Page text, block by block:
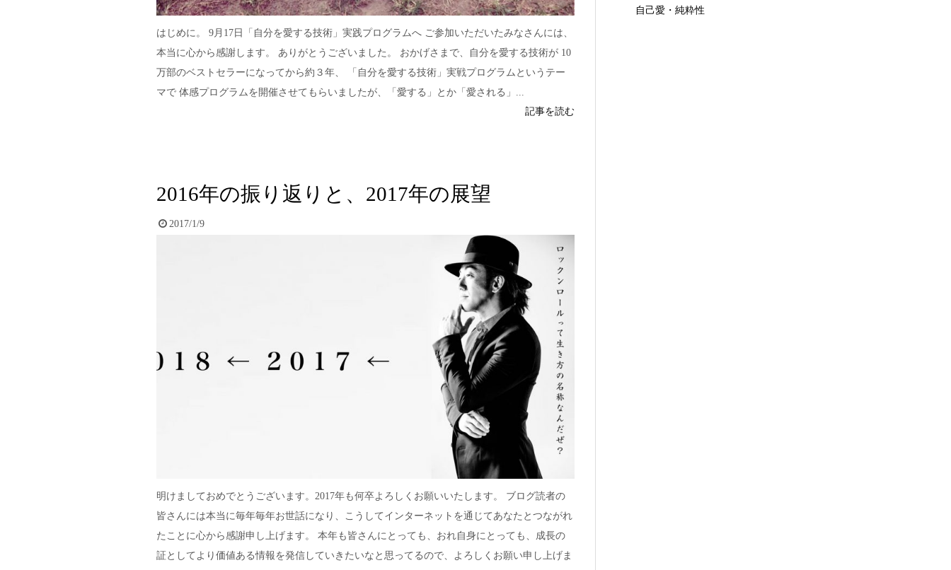
はじめに。 9月17日「自分を愛する技術」実践プログラムへ ご参加いただいたみなさんには、
本当に心から感謝します。 ありがとうございました。 おかげさまで、自分を愛する技術が 10
万部のベストセラーになってから約３年、 「自分を愛する技術」実戦プログラムというテー
マで 体感プログラムを開催させてもらいましたが、「愛する」とか「愛される」...
記事を読む
2016年の振り返りと、2017年の展望
2017/1/9
明けましておめでとうございます。2017年も何卒よろしくお願いいたします。 ブログ読者の
皆さんには本当に毎年毎年お世話になり、こうしてインターネットを通じてあなたとつながれ
たことに心から感謝申し上げます。 本年も皆さんにとっても、おれ自身にとっても、成長の
証としてより価値ある情報を発信していきたいなと思ってるので、よろしくお願い申し上げま
自己愛・純粋性